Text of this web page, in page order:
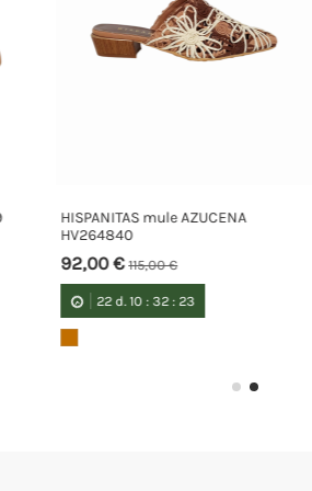
HISPANITAS zapato AZUCENA
RHV264658
95,20 €
22d. 10